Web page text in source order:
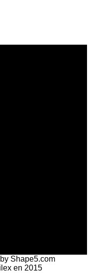
Shape5.com
en 2015